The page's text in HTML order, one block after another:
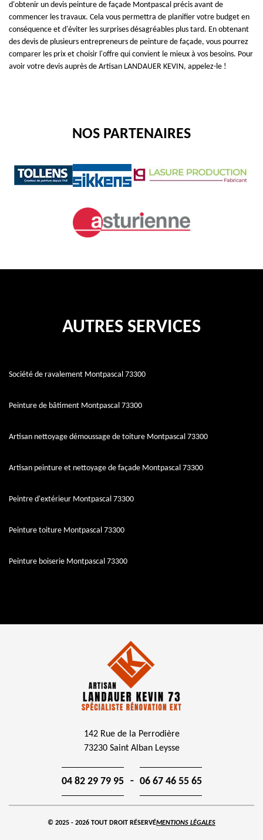
d'obtenir un devis peinture de façade Montpascal précis avant de
commencer les travaux. Cela vous permettra de planifier votre budget en
conséquence et d'éviter les surprises désagréables plus tard. En obtenant
des devis de plusieurs entrepreneurs de peinture de façade, vous pourrez
comparer les prix et choisir l'offre qui convient le mieux à vos besoins. Pour
avoir votre devis auprès de Artisan LANDAUER KEVIN, appelez-le !
NOS PARTENAIRES
AUTRES SERVICES
Société de ravalement Montpascal 73300
Peinture de bâtiment Montpascal 73300
Artisan nettoyage démoussage de toiture Montpascal 73300
Artisan peinture et nettoyage de façade Montpascal 73300
Peintre d'extérieur Montpascal 73300
Peinture toiture Montpascal 73300
Peinture boiserie Montpascal 73300
142 Rue de la Perrodière
73230 Saint Alban Leysse
04 82 29 79 95 - 06 67 46 55 65
© 2025 - 2026 TOUT DROIT RÉSERVÉMENTIONS LÉGALES